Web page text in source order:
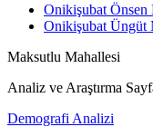
Onikişubat Önsen
Onikişubat Üngüt
Maksutlu Mahallesi
Analiz ve Araştırma
Demografi Analizi